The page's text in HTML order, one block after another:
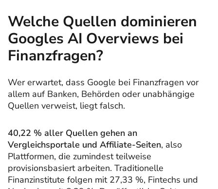
Welche Quellen dominieren
Googles AI Overviews bei
Finanzfragen?
Wer erwartet, dass Google bei Finanzfragen vor
allem auf Banken, Behörden oder unabhängige
Quellen verweist, liegt falsch.
40,22 % aller Quellen gehen an
Vergleichsportale und Affiliate-Seiten, also
Plattformen, die zumindest teilweise
provisionsbasiert arbeiten. Traditionelle
Finanzinstitute folgen mit 27,33 %, Fintechs und